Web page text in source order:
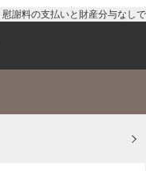
慰謝料の支払いと財産分与なし